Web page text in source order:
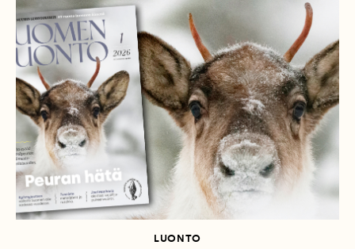
LUONTO